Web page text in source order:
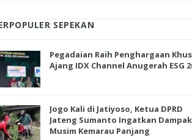
SEPEKAN
Pegadaian Raih Penghargaan
Ajang IDX Channel Anugerah ESG
Jogo Kali di Jatiyoso, Ketua DPRD
Jateng Sumanto Ingatkan Dampak
Musim Kemarau Panjang